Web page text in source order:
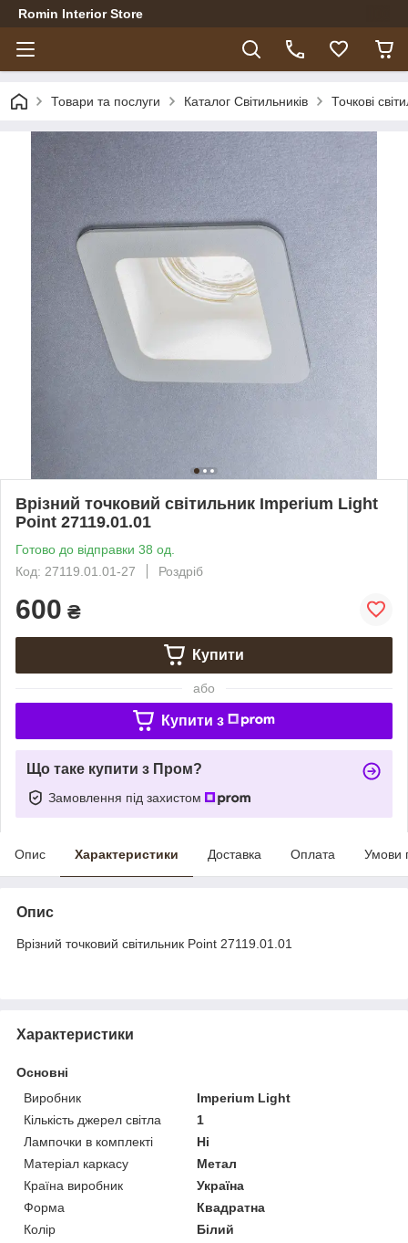
Romin Interior Store
Товари та послуги Каталог Світильників Точкові
Врізний точковий світильник Imperium Light
Point 27119.01.01
Готово до відправки 38 од.
Код: 27119.01.01-27
Роздріб
600 ₴
Купити
або
Купити з
Що таке купити з Пром?
Замовлення під захистом
Опис Характеристики Доставка Оплата Умови
Опис
Врізний точковий світильник Point 27119.01.01
Характеристики
Основні
Виробник
Imperium Light
Кількість джерел світла
1
Лампочки в комплекті
Ні
Матеріал каркасу
Метал
Країна виробник
Україна
Форма
Квадратна
Колір
Білий